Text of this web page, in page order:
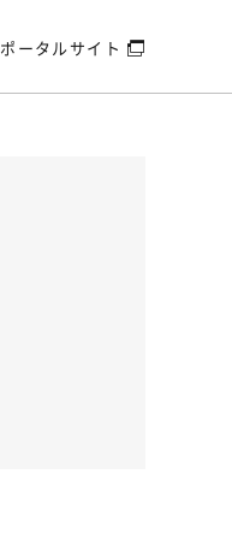
ポータルサイト